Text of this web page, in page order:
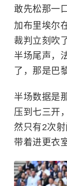
敢先松那一
加布里埃尔
裁判立刻吹
半场尾声，
了，那是巴
半场数据是
压到七三开
然只有2次
带着进更衣室